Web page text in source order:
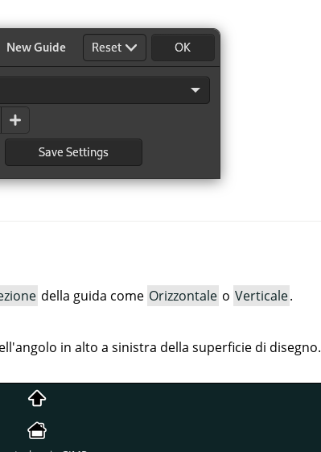
della guida come Orizzontale o Verticale.
in alto a sinistra della superficie di disegno.